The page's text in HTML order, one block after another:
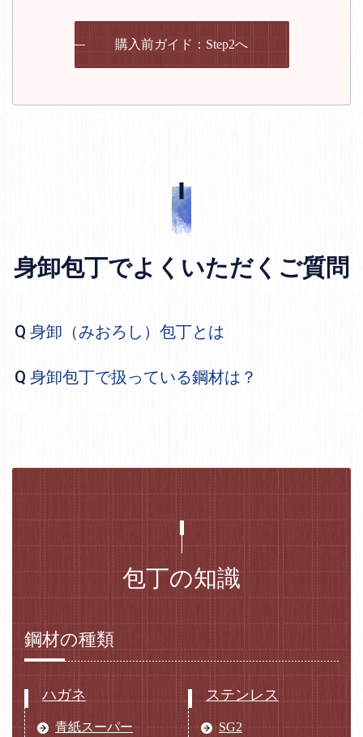
購入前ガイド：Step2へ
身卸包丁でよくいただくご質問
身卸（みおろし）包丁とは
身卸包丁で扱っている鋼材は？
包丁の知識
鋼材の種類
ハガネ
青紙スーパー
ステンレス
SG2